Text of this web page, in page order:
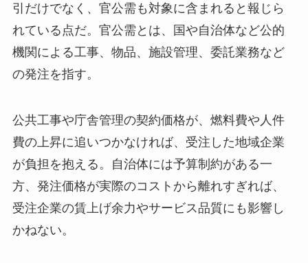
引だけでなく、官公需も対象に含まれると報じら
れている点だ。官公需とは、国や自治体など公的
機関による工事、物品、施設管理、委託業務など
の発注を指す。
公共工事や庁舎管理の契約価格が、燃料費や人件
費の上昇に追いつかなければ、受注した地域企業
が負担を抱える。自治体には予算制約がある一
方、発注価格が実際のコストから離れすぎれば、
受注企業の賃上げ余力やサービス品質にも影響し
かねない。